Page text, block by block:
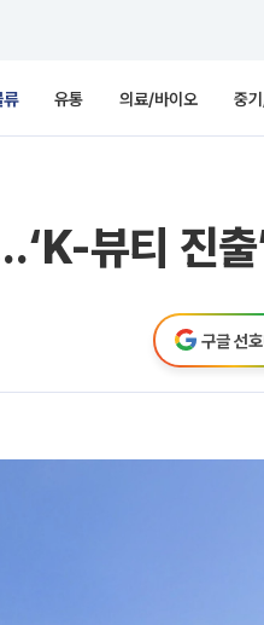
류 유통 의료/바이오 중
뷰티 진출
구글 선